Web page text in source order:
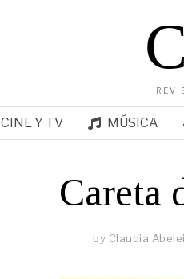
CINE Y TV MÚSICA
Careta
by Claudia